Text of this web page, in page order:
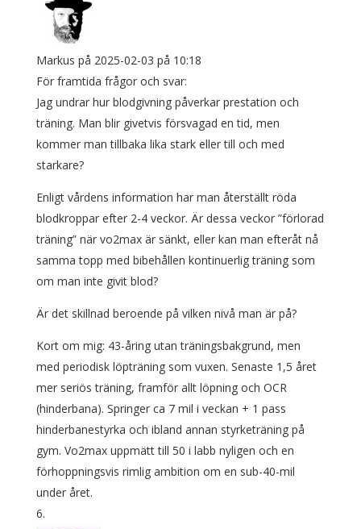
Markus på 2025-02-03 på 10:18
För framtida frågor och svar:
Jag undrar hur blodgivning påverkar prestation och
träning. Man blir givetvis försvagad en tid, men
kommer man tillbaka lika stark eller till och med
starkare?
Enligt vårdens information har man återställt röda
blodkroppar efter 2-4 veckor. Är dessa veckor ”förlorad
träning” när vo2max är sänkt, eller kan man efteråt nå
samma topp med bibehållen kontinuerlig träning som
om man inte givit blod?
Är det skillnad beroende på vilken nivå man är på?
Kort om mig: 43-åring utan träningsbakgrund, men
med periodisk löpträning som vuxen. Senaste 1,5 året
mer seriös träning, framför allt löpning och OCR
(hinderbana). Springer ca 7 mil i veckan + 1 pass
hinderbanestyrka och ibland annan styrketräning på
gym. Vo2max uppmätt till 50 i labb nyligen och en
förhoppningsvis rimlig ambition om en sub-40-mil
under året.